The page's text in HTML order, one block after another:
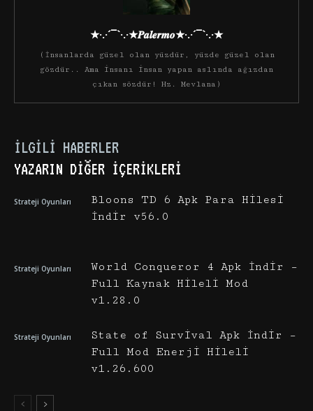
★·.·´¯`·.·★𝑷𝒂𝒍𝒆𝒓𝒎𝒐★·.·´¯`·.·★
(İnsanlarda güzel olan yüzdür, yüzde güzel olan
gözdür.. Ama insanı insan yapan aslında ağızdan
çıkan sözdür! Hz. Mevlana)
İLGILI HABERLER
YAZARIN DIĞER İÇERIKLERI
Strateji Oyunları
Bloons TD 6 Apk Para Hilesi
İndir v56.0
Strateji Oyunları
World Conqueror 4 Apk İndir –
Full Kaynak Hileli Mod
v1.28.0
Strateji Oyunları
State of Survival Apk İndir –
Full Mod Enerji Hileli
v1.26.600